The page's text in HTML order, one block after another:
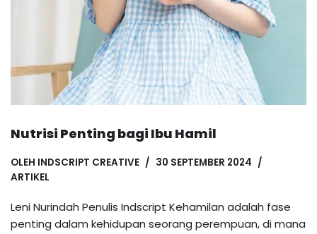
Nutrisi Penting bagi Ibu Hamil
OLEH INDSCRIPT CREATIVE
30 SEPTEMBER 2024
ARTIKEL
Leni Nurindah Penulis Indscript Kehamilan adalah fase
penting dalam kehidupan seorang perempuan, di mana